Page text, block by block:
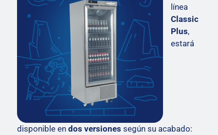
línea
Classic
Plus,
estará
disponible en dos versiones según su acabado: